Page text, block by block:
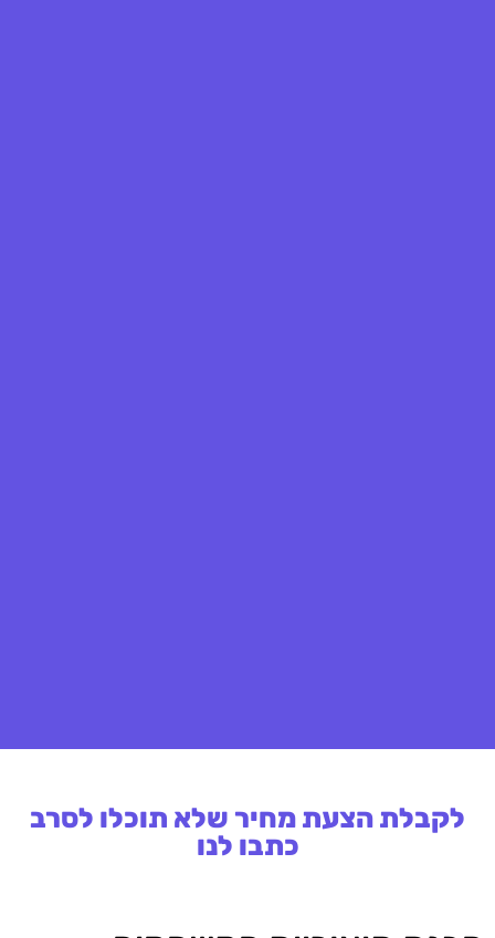
לקבלת הצעת מחיר שלא תוכלו לסרב
כתבו לנו